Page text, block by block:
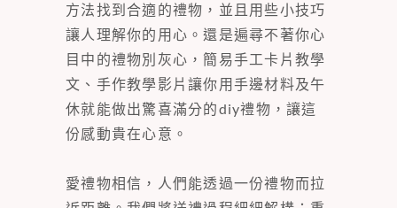
方法找到合適的禮物，並且用些小技巧
讓人理解你的用心。還是遍尋不著你心
目中的禮物別灰心，簡易手工卡片教學
文、手作教學影片讓你用手邊材料及午
休就能做出驚喜滿分的diy禮物，讓這
份感動貴在心意。
愛禮物相信，人們能透過一份禮物而拉